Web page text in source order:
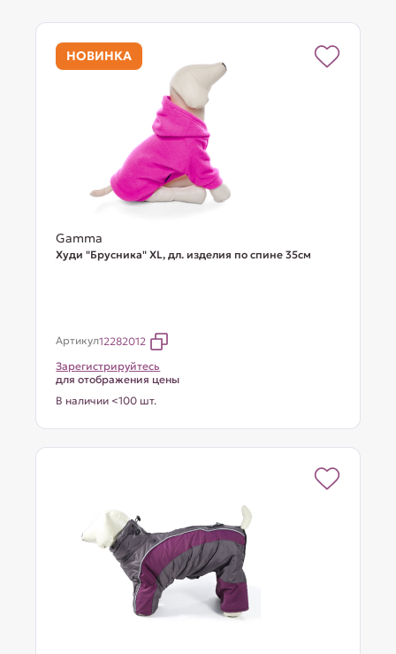
НОВИНКА
Gamma
Худи "Брусника" XL, дл. изделия по спине 35см
Артикул12282012
Зарегистрируйтесь
для отображения цены
В наличии <100 шт.